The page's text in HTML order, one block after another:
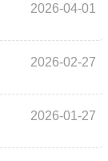
2026-04-01
2026-02-27
2026-01-27